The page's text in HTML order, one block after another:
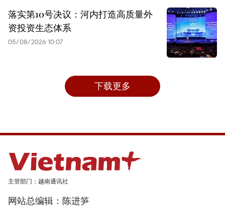
落实第10号决议：河内打造高质量外
资投资生态体系
05/08/2026 10:07
下载更多
主管部门：越南通讯社
网站总编辑：陈进笋